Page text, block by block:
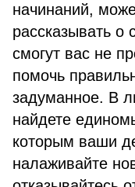
начинаний,
рассказывать о
смогут вас не
помочь
задуманное. В
найдете
которым ваши
налаживайте